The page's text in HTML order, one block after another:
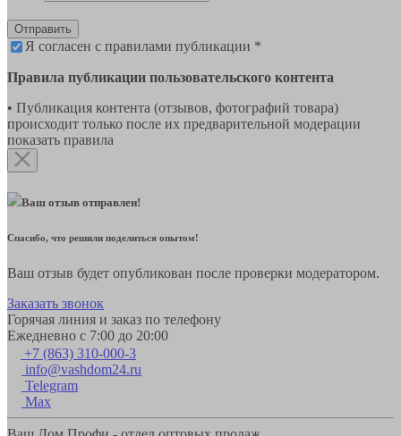
Отправить
Я согласен с правилами публикации *
Правила публикации пользовательского контента
• Публикация контента (отзывов, фотографий товара)
происходит только после их предварительной модерации
показать правила
Ваш отзыв отправлен!
Спасибо, что решили поделиться опытом!
Ваш отзыв будет опубликован после проверки модератором.
Заказать звонок
Горячая линия и заказ по телефону
Ежедневно с 7:00 до 20:00
+7 (863) 310-000-3
info@vashdom24.ru
Telegram
Max